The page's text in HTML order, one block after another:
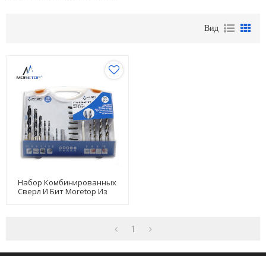
Вид
Набор Комбинированных
Сверл И Бит Moretop Из
1